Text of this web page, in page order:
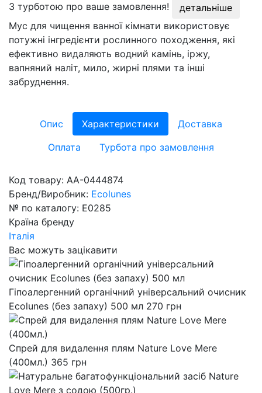
З турботою про ваше замовлення!
детальніше
Мус для чищення ванної кімнати використовує
потужні інгредієнти рослинного походження, які
ефективно видаляють водний камінь, іржу,
вапняний наліт, мило, жирні плями та інші
забруднення.
Опис Характеристики
Доставка
Оплата
Турбота про замовлення
Код товару: AA-0444874
Бренд/Виробник: Ecolunes
№ по каталогу: E0285
Країна бренду
Італія
Вас можуть зацікавити
Гіпоалергенний органічний універсальний очисник
Ecolunes (без запаху) 500 мл 270 грн
Спрей для видалення плям Nature Love Mere
(400мл.) 365 грн